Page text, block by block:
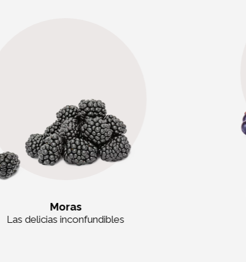
Moras
Las delicias inconfundibles